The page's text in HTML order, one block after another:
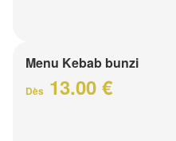
Menu Kebab bunzi
Dès 13.00 €